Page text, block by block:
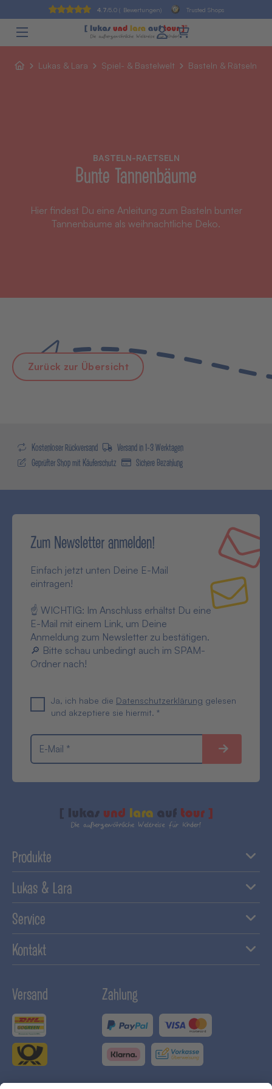
4.7/5.0 ( Bewertungen) Trusted Shops
Lukas & Lara Spiel- & Bastelwelt Basteln & Rätseln
BASTELN-RAETSELN
Bunte Tannenbäume
Hier findest Du eine Anleitung zum Basteln bunter
Tannenbäume als weihnachtliche Deko.
Zurück zur Übersicht
Kostenloser Rückversand
Geprüfter Shop mit Käuferschutz
Sichere Bezahlung
Versand in 1-3 Werktagen
Produkte
Lukas & Lara
Service
Kontakt
Versand Zahlung
Zum Newsletter anmelden!
Einfach jetzt unten Deine E-Mail
eintragen!
☝ WICHTIG: Im Anschluss erhältst Du eine
E-Mail mit einem Link, um Deine
Anmeldung zum Newsletter zu bestätigen.
🔎 Bitte schau unbedingt auch im SPAM-
Ordner nach!
E-Mail *
Ja, ich habe die Datenschutzerklärung gelesen
und akzeptiere sie hiermit. *